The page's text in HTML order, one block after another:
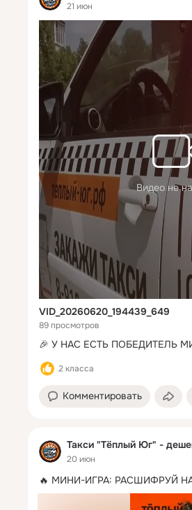
21 июн
Видео не
VID_20260620_194439_649
89 просмотров
🎉 У НАС ЕСТЬ ПОБЕДИТЕЛЬ
2 класса
Комментировать
Такси "Тёплый Юг" -
20 июн
🔥 МИНИ-ИГРА: РАСШИФРУЙ